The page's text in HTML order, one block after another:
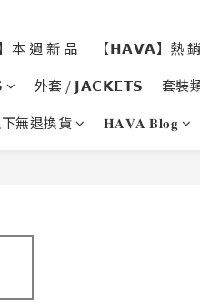
本 週 新 品
【𝗛𝗔𝗩𝗔】熱
外套 / 𝗝𝗔𝗖𝗞𝗘𝗧𝗦
套裝
無退換貨
𝐇𝐀𝐕𝐀 𝐁𝐥𝐨𝐠